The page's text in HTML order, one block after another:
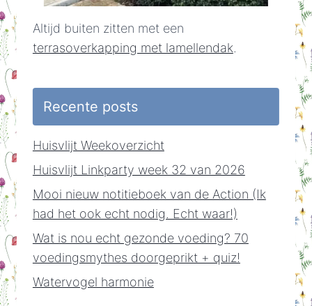
Altijd buiten zitten met een
terrasoverkapping met lamellendak.
Recente posts
Huisvlijt Weekoverzicht
Huisvlijt Linkparty week 32 van 2026
Mooi nieuw notitieboek van de Action (Ik
had het ook echt nodig. Echt waar!)
Wat is nou echt gezonde voeding? 70
voedingsmythes doorgeprikt + quiz!
Watervogel harmonie